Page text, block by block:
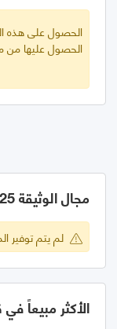
الحصول على هذه
الحصول عليها من
مجال الوثيقة GSO EN 16281:2025
لم يتم توفير
الأكثر مبيعاً